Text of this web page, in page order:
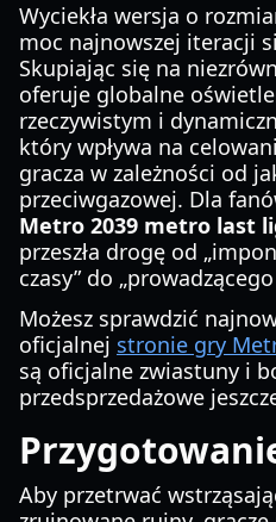
Wyciekła wersja o
moc najnowszej iteracji
Skupiając się na
oferuje globalne
rzeczywistym i
który wpływa na
gracza w zależności od
przeciwgazowej. Dla
Metro 2039 metro last
przeszła drogę od
czasy” do
Możesz sprawdzić
oficjalnej stronie gry
są oficjalne zwiastuny i
przedsprzedażowe
Aby przetrwać